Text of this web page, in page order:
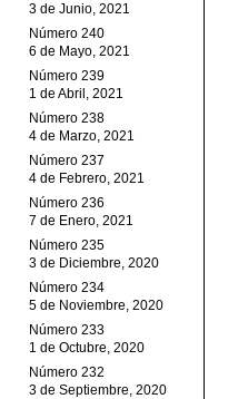
3 de Junio, 2021
Número 240
6 de Mayo, 2021
Número 239
1 de Abril, 2021
Número 238
4 de Marzo, 2021
Número 237
4 de Febrero, 2021
Número 236
7 de Enero, 2021
Número 235
3 de Diciembre, 2020
Número 234
5 de Noviembre, 2020
Número 233
1 de Octubre, 2020
Número 232
3 de Septiembre, 2020